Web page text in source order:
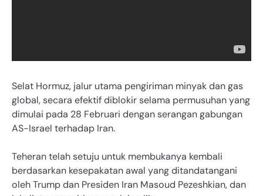
Selat Hormuz, jalur utama pengiriman minyak dan gas
global, secara efektif diblokir selama permusuhan yang
dimulai pada 28 Februari dengan serangan gabungan
AS-Israel terhadap Iran.
Teheran telah setuju untuk membukanya kembali
berdasarkan kesepakatan awal yang ditandatangani
oleh Trump dan Presiden Iran Masoud Pezeshkian, dan